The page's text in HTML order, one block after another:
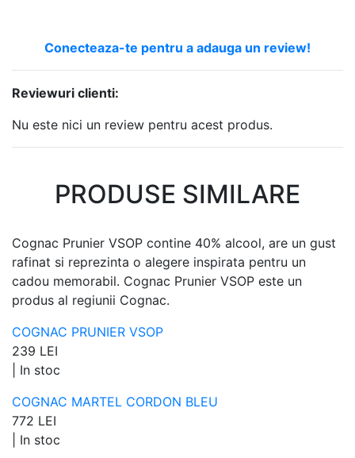
Conecteaza-te pentru a adauga un review!
Reviewuri clienti:
Nu este nici un review pentru acest produs.
PRODUSE SIMILARE
Cognac Prunier VSOP contine 40% alcool, are un gust
rafinat si reprezinta o alegere inspirata pentru un
cadou memorabil. Cognac Prunier VSOP este un
produs al regiunii Cognac.
COGNAC PRUNIER VSOP
239 LEI
In stoc
COGNAC MARTEL CORDON BLEU
772 LEI
In stoc